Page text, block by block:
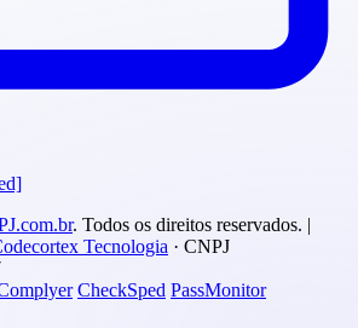
. Todos os direitos reservados. |
Tecnologia · CNPJ
CheckSped PassMonitor